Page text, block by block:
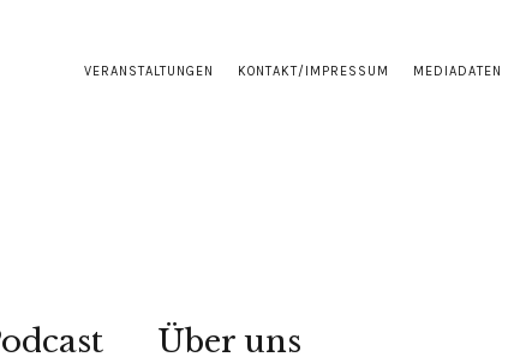
VERANSTALTUNGEN KONTAKT/IMPRESSUM MEDIADATEN
Über uns